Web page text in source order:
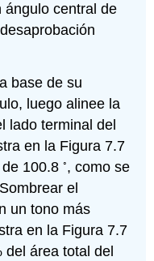
ángulo central de
base de su
luego alinee la
lado terminal del
en la Figura 7.7
de 100.8◦, como se
el
un tono más
en la Figura 7.7
área total del